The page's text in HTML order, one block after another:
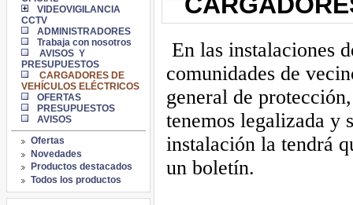
VIDEOVIGILANCIA
CCTV
ADMINISTRADORES
Trabaja con nosotros
AVISOS Y
PRESUPUESTOS
CARGADORES DE
VEHÍCULOS ELÉCTRICOS
OFERTAS
PRESUPUESTOS
AVISOS
Ofertas
Novedades
Productos destacados
Todos los productos
En las instalaciones
comunidades de
general de
tenemos legalizada y
instalación la tendrá
un boletín.